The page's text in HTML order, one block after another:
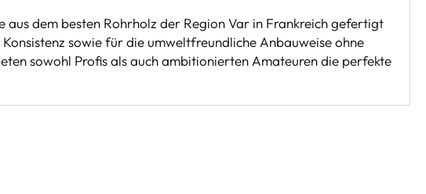
dem besten Rohrholz der Region Var in Frankreich gefertigt
sowie für die umweltfreundliche Anbauweise ohne
sowohl Profis als auch ambitionierten Amateuren die perfekte